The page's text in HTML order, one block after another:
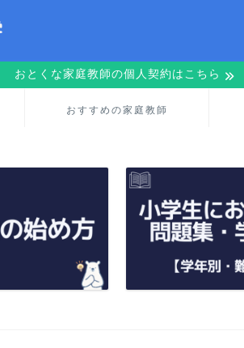
おとくな家庭教師の個人契約はこちら
おすすめの家庭教師